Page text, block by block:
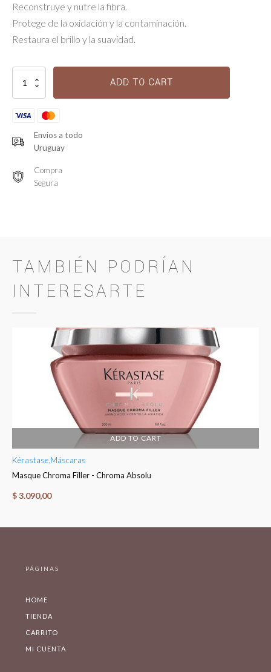
Reconstruye y nutre la fibra.
Protege de la oxidación y la contaminación.
Restaura el brillo y la suavidad.
Masque
Ultra-
Violet
quantity
ADD TO CART
Envios a todo
Uruguay
Compra
Segura
TAMBIÉN PODRÍAN
INTERESARTE
ADD TO CART
Kérastase Máscaras
Masque Chroma Filler - Chroma Absolu
$3.090,00
PÁGINAS
HOME
TIENDA
CARRITO
MI CUENTA